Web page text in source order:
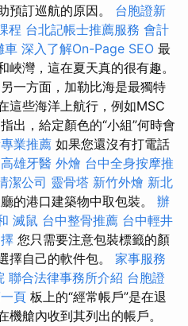
預訂巡航的原因。 台胞證新
程 台北記帳士推薦服務 會計
車 深入了解On-Page SEO 最
灣，這在夏天真的很有趣。
另一方面，加勒比海是最獨特
這些海洋上航行，例如MSC
出，給定顏色的“小組”何時會
業推薦 如果您還沒有打電話
高雄牙醫 外燴 台中全身按摩推
潔公司 靈骨塔 新竹外燴 新北
的港口建築物中取包裝。 辦
滅鼠 台中整骨推薦 台中輕井
您只需要注意包裝標籤的顏
擇自己的軟件包。 家事服務
聯合法律事務所介紹 台胞證
頁 板上的“經常帳戶”是在退
艙內收到其列出的帳戶。